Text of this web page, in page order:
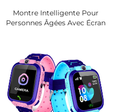
Montre Intelligente Pour
Personnes Âgées Avec Écran
Cardiaque Et D'oxygène
Sanguin, Réponse Aux
Appels, Thermomètre,
Montre Téléphone Pour
Seniors